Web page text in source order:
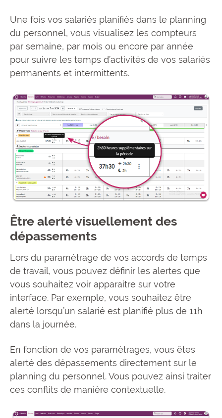
Une fois vos salariés planifiés dans le planning
du personnel, vous visualisez les compteurs
par semaine, par mois ou encore par année
pour suivre les temps d’activités de vos salariés
permanents et intermittents.
Être alerté visuellement des
dépassements
Lors du paramétrage de vos accords de temps
de travail, vous pouvez définir les alertes que
vous souhaitez voir apparaitre sur votre
interface. Par exemple, vous souhaitez être
alerté lorsqu’un salarié est planifié plus de 11h
dans la journée.
En fonction de vos paramétrages, vous êtes
alerté des dépassements directement sur le
planning du personnel. Vous pouvez ainsi traiter
ces conflits de manière contextuelle.